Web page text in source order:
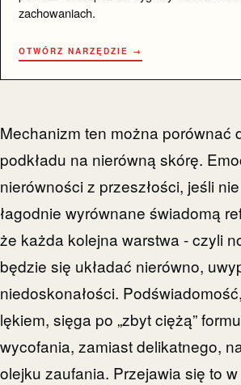
zachowaniach.
OTWÓRZ NARZĘDZIE →
Mechanizm ten można porównać
podkładu na nierówną skórę.
nierówności z przeszłości, jeśli
łagodnie wyrównane świadomą
że każda kolejna warstwa - czyli
będzie się układać nierówno,
niedoskonałości.
lękiem, sięga po „zbyt ciężą”
wycofania, zamiast delikatnego,
olejku zaufania. Przejawia się to